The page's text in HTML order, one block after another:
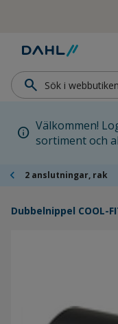
Hoppa till
search
info Välkommen!
sortiment och
chevron_left 2 anslutningar, rak
Dubbelnippel COOL-